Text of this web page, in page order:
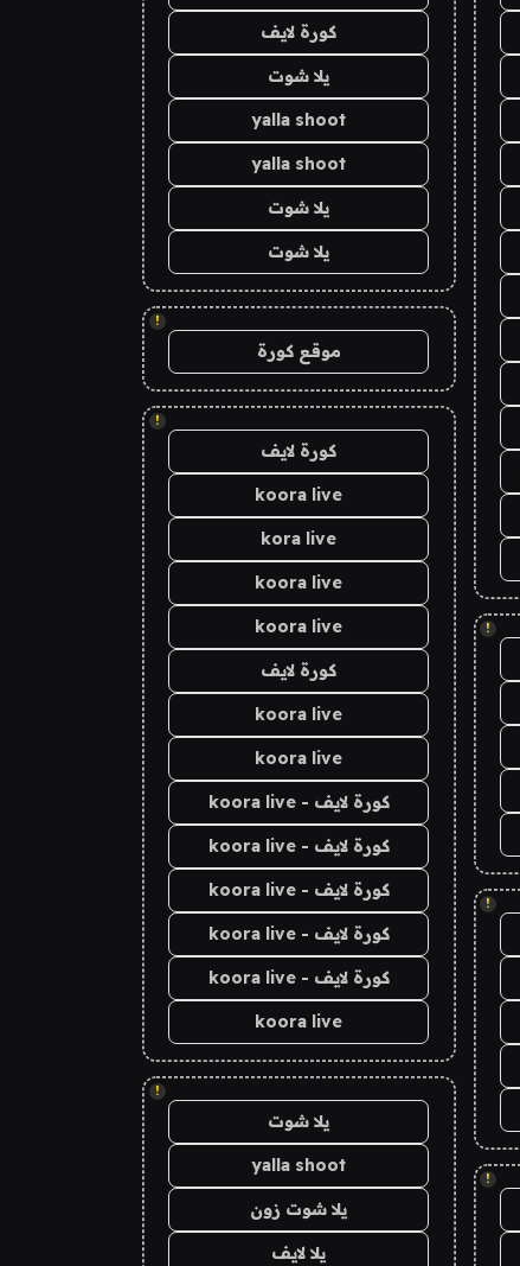
!
!
!
كورة لايف
يلا شوت
yalla shoot
yalla shoot
يلا شوت
يلا شوت
!
موقع كورة
!
كورة لايف
koora live
kora live
koora live
koora live
كورة لايف
koora live
koora live
كورة لايف - koora live
كورة لايف - koora live
كورة لايف - koora live
كورة لايف - koora live
كورة لايف - koora live
koora live
!
يلا شوت
yalla shoot
يلا شوت زون
يلا لايف